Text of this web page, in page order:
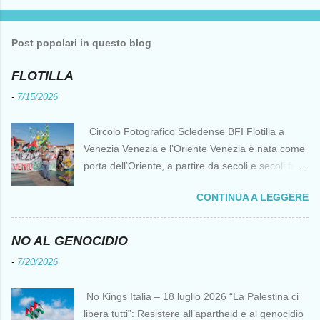
Post popolari in questo blog
FLOTILLA
- 7/15/2026
Circolo Fotografico Scledense BFI Flotilla a
Venezia Venezia e l’Oriente Venezia è nata come
porta dell’Oriente, a partire da secoli e secoli fa ai
di cantierizzazione veneziane divennero preziose
per tutti i crociati diretti a Gerusalemme. Proprio
le crociate fornirono ai veneziani l’occasione per
del Duecento. Dal XIII al XV secolo Venezia
CONTINUA A LEGGERE
NO AL GENOCIDIO
- 7/20/2026
No Kings Italia – 18 luglio 2026 “La Palestina ci
libera tutti”: Resistere all’apartheid e al genocidio